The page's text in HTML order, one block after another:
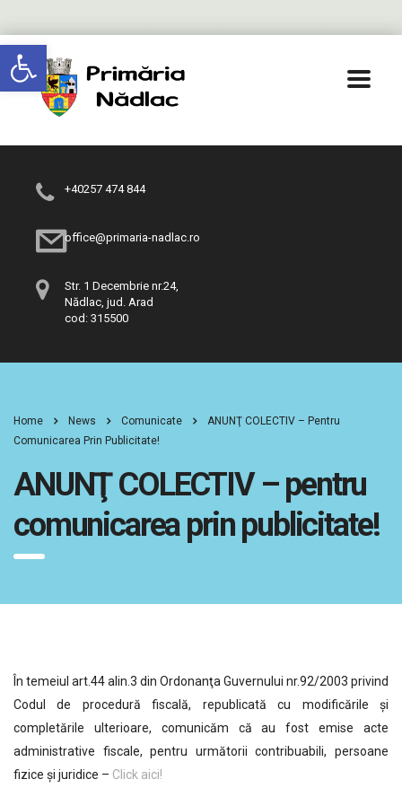
Deschide bara de unelte
+40257 474 844
office@primaria-nadlac.ro
Str. 1 Decembrie nr.24,
Nădlac, jud. Arad
cod: 315500
Home News Comunicate
ANUNŢ COLECTIV – Pentru
Comunicarea Prin Publicitate!
ANUNŢ COLECTIV – pentru
comunicarea prin publicitate!
În temeiul art.44 alin.3 din Ordonanţa Guvernului nr.92/2003 privind
Codul de procedură fiscală, republicată cu modificările şi
completările ulterioare, comunicăm că au fost emise acte
administrative fiscale, pentru următorii contribuabili, persoane
fizice şi juridice – Click aici!